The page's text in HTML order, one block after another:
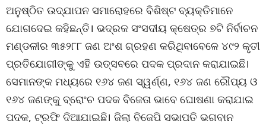
ଅନୁଷ୍ଠିତ ଉଦ୍‌ଯାପନ ସମାରୋହରେ ବିଶିଷ୍ଟ ବ୍ୟକ୍ତିମାନେ
ଯୋଗଦେଇ କହିଛନ୍ତି। ଭଦ୍ରକ ସଂସଦୀୟ କ୍ଷେତ୍ର ୭ଟି ନିର୍ବାଚନ
ମଣ୍ଡଳୀର ୩୫୨୮୮ ଜଣ ଅଂଶ ଗ୍ରହଣ କରିଥିବାବେଳେ ୪୯୨ କୃତୀ
ପ୍ରତିଯୋଗୀଙ୍କୁ ଏହି ଉତ୍ସବରେ ପଦକ ପ୍ରଦାନ କରାଯାଇଛି।
ସେମାନଙ୍କ ମଧ୍ୟରେ ୧୬୪ ଜଣ ସ୍ୱର୍ଣ୍ଣ, ୧୬୪ ଜଣ ରୌପ୍ୟ ଓ
୧୬୪ ଜଣଙ୍କୁ ବ୍ରୋଂଚ ପଦକ ବିଜେତା ଭାବେ ଘୋଷଣା କରାଯାଇ
ପଦକ, ଟ୍ରଫି ଦିଆଯାଇଛି। ଜିଲା ବିଜେପି ସଭାପତି ଭଗବାନ